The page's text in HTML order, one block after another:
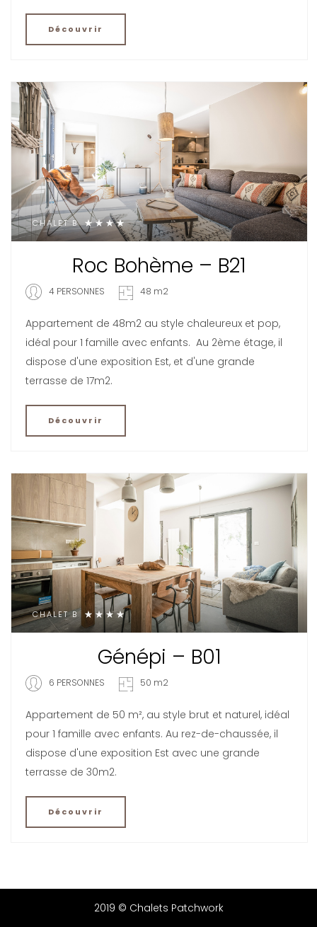
Découvrir
CHALET B
Roc Bohème – B21
4 PERSONNES 48 m2
Appartement de 48m2 au style chaleureux et pop,
idéal pour 1 famille avec enfants. Au 2ème étage, il
dispose d'une exposition Est, et d'une grande
terrasse de 17m2.
Découvrir
CHALET B
Génépi – B01
6 PERSONNES 50 m2
Appartement de 50 m², au style brut et naturel, idéal
pour 1 famille avec enfants. Au rez-de-chaussée, il
dispose d'une exposition Est avec une grande
terrasse de 30m2.
Découvrir
2019 © Chalets Patchwork